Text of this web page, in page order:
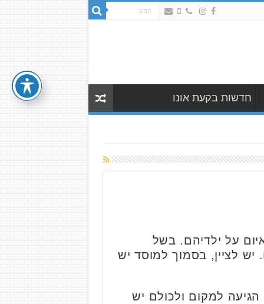
חדשות בקעת אונו
על ילדיהם. בשל
יש לציין, בסמוך למוסד יש
למקום ולכולם יש